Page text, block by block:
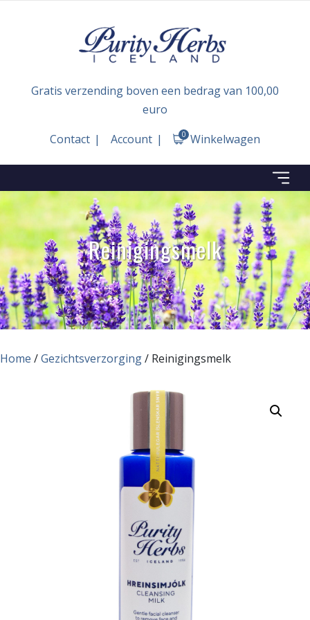
Gratis verzending boven een bedrag van 100,00
euro
Contact
Account Winkelwagen
0
Reinigingsmelk
Home /Gezichtsverzorging/ Reinigingsmelk